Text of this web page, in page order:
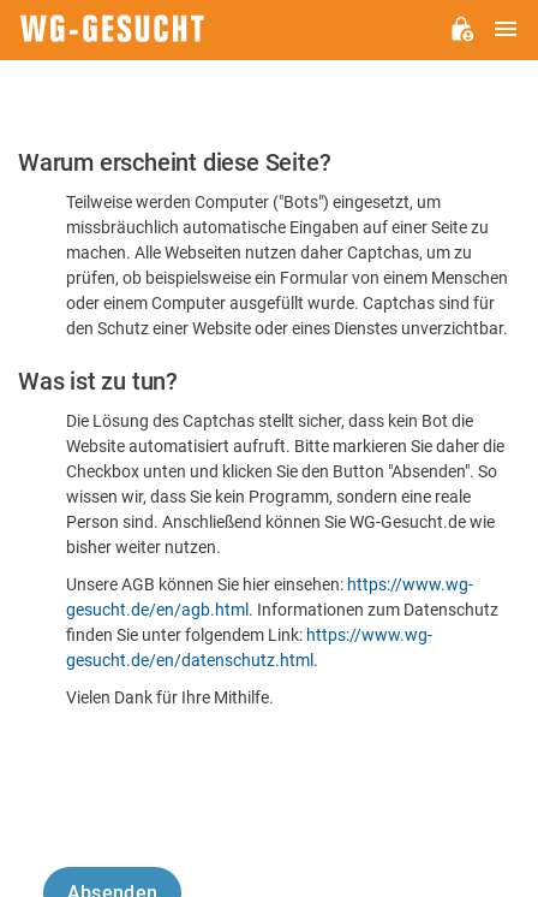
Bitte
dass
sind
Warum erscheint diese Seite?
Teilweise werden Computer ("Bots") eingesetzt, um
missbräuchlich automatische Eingaben auf einer Seite zu
machen. Alle Webseiten nutzen daher Captchas, um zu
prüfen, ob beispielsweise ein Formular von einem Menschen
oder einem Computer ausgefüllt wurde. Captchas sind für
den Schutz einer Website oder eines Dienstes unverzichtbar.
Was ist zu tun?
Die Lösung des Captchas stellt sicher, dass kein Bot die
Website automatisiert aufruft. Bitte markieren Sie daher die
Checkbox unten und klicken Sie den Button "Absenden". So
wissen wir, dass Sie kein Programm, sondern eine reale
Person sind. Anschließend können Sie WG-Gesucht.de wie
bisher weiter nutzen.
Unsere AGB können Sie hier einsehen: https://www.wg-
gesucht.de/en/agb.html . Informationen zum Datenschutz
finden Sie unter folgendem Link: https://www.wg-
gesucht.de/en/datenschutz.html .
Vielen Dank für Ihre Mithilfe.